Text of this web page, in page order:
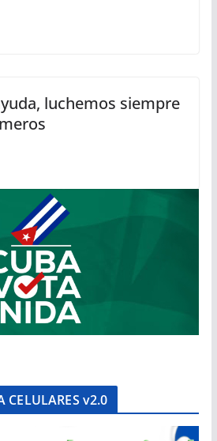
luchemos siempre
CELULARES v2.0